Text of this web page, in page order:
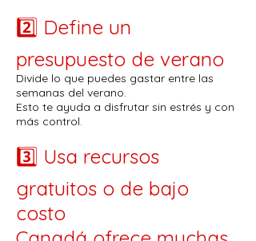
2️⃣ Define un
presupuesto de verano
Divide lo que puedes gastar entre las
semanas del verano.
Esto te ayuda a disfrutar sin estrés y con
más control.
3️⃣ Usa recursos
gratuitos o de bajo
costo